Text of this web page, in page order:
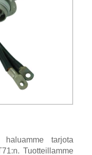
haluamme tarjota
Tuotteillamme